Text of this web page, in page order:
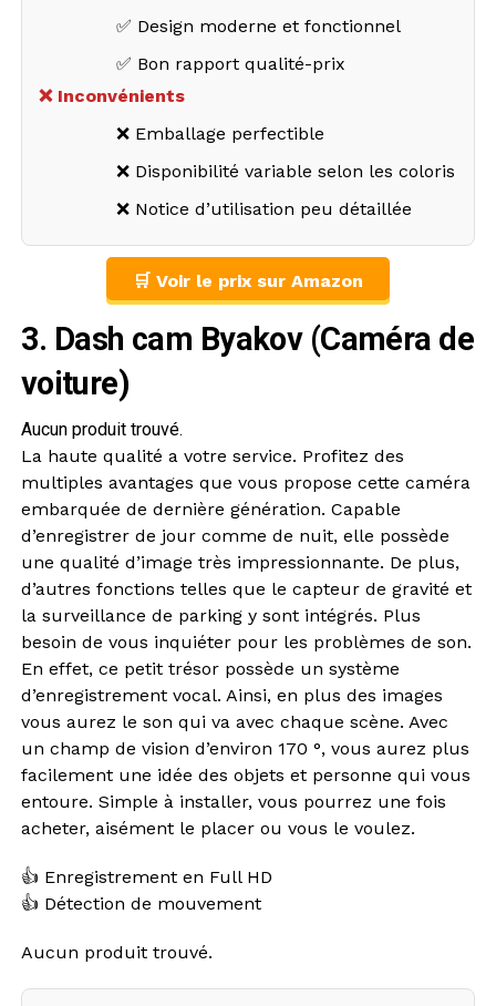
✅ Design moderne et fonctionnel
✅ Bon rapport qualité-prix
❌ Inconvénients
❌ Emballage perfectible
❌ Disponibilité variable selon les coloris
❌ Notice d’utilisation peu détaillée
🛒 Voir le prix sur Amazon
3. Dash cam Byakov (Caméra de
voiture)
Aucun produit trouvé.
La haute qualité a votre service. Profitez des
multiples avantages que vous propose cette caméra
embarquée de dernière génération. Capable
d’enregistrer de jour comme de nuit, elle possède
une qualité d’image très impressionnante. De plus,
d’autres fonctions telles que le capteur de gravité et
la surveillance de parking y sont intégrés. Plus
besoin de vous inquiéter pour les problèmes de son.
En effet, ce petit trésor possède un système
d’enregistrement vocal. Ainsi, en plus des images
vous aurez le son qui va avec chaque scène. Avec
un champ de vision d’environ 170 °, vous aurez plus
facilement une idée des objets et personne qui vous
entoure. Simple à installer, vous pourrez une fois
acheter, aisément le placer ou vous le voulez.
👍 Enregistrement en Full HD
👍 Détection de mouvement
Aucun produit trouvé.